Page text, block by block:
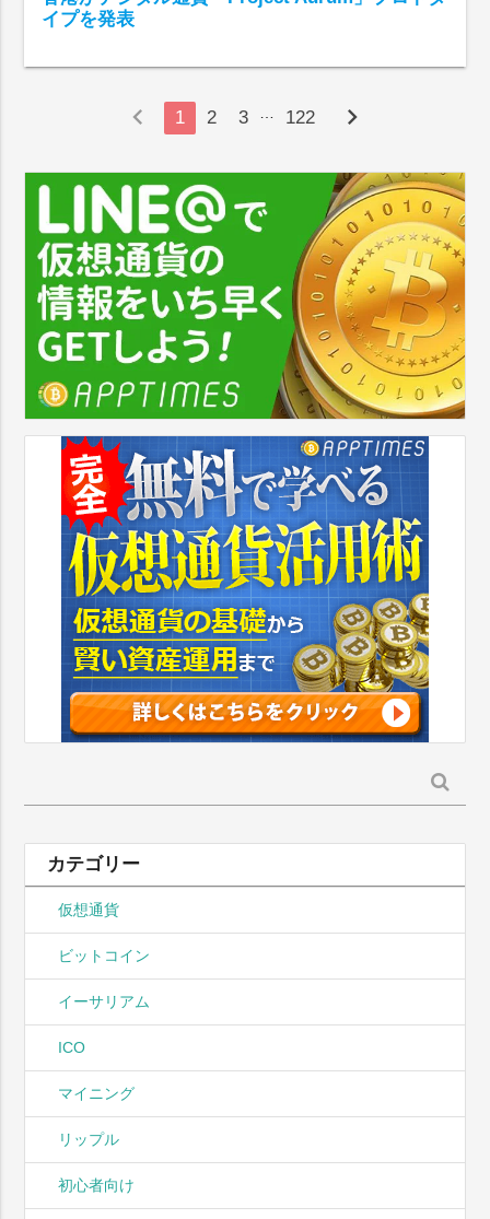
イプを発表
chevron_left 1 2 3 122 chevron_right
索:
カテゴリー
仮想通貨
ビットコイン
イーサリアム
ICO
マイニング
リップル
初心者向け